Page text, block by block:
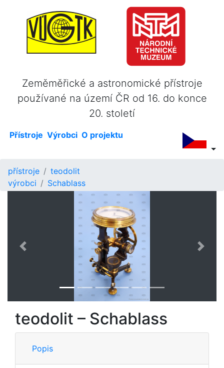
Zeměměřické a astronomické přístroje
používané na území ČR od 16. do konce
20. století
Přístroje Výrobci O projektu
přístroje
teodolit
výrobci
Schablass
Předchozí Další
teodolit – Schablass
Popis